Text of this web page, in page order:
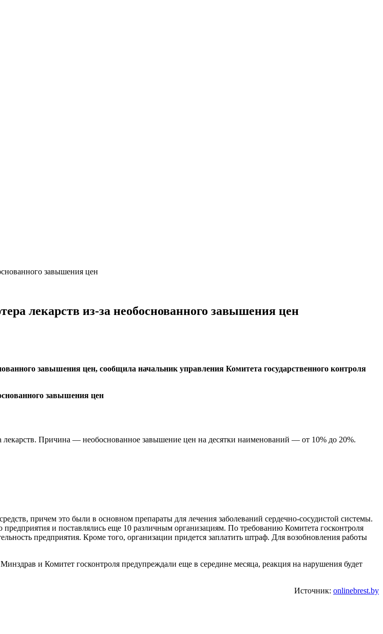
завышения цен
лекарств из-за необоснованного завышения цен
завышения цен, сообщила начальник управления Комитета государственного контроля
Причина — необоснованное завышение цен на десятки наименований — от 10% до 20%.
причем это были в основном препараты для лечения заболеваний сердечно-сосудистой системы.
и поставлялись еще 10 различным организациям. По требованию Комитета госконтроля
предприятия. Кроме того, организации придется заплатить штраф. Для возобновления работы
и Комитет госконтроля предупреждали еще в середине месяца, реакция на нарушения будет
Источник: onlinebrest.by